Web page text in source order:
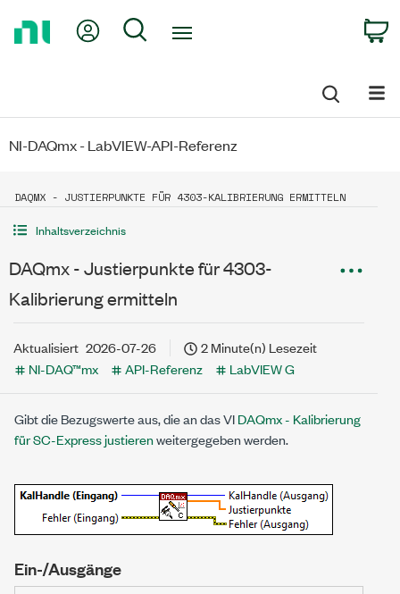
My Account
Search
NI-DAQmx - LabVIEW-API-Referenz
DAQMX - JUSTIERPUNKTE FÜR 4303-KALIBRIERUNG ERMITTELN
Inhaltsverzeichnis
DAQmx - Justierpunkte für 4303-
Kalibrierung ermitteln
Aktualisiert 2026-07-26
2 Minute(n) Lesezeit
NI-DAQ™mx
API-Referenz LabVIEW G
Gibt die Bezugswerte aus, die an das VIDAQmx - Kalibrierung
für SC-Express justierenweitergegeben werden.
Ein-/Ausgänge